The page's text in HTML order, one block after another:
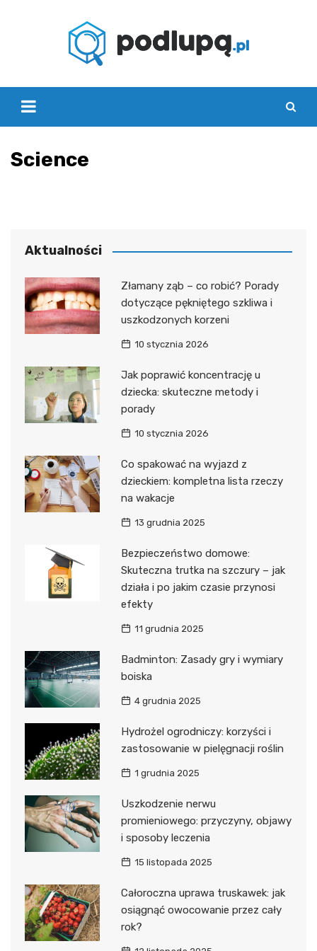
Science
Aktualności
Złamany ząb – co robić? Porady
dotyczące pękniętego szkliwa i
uszkodzonych korzeni
10 stycznia 2026
Jak poprawić koncentrację u
dziecka: skuteczne metody i
porady
10 stycznia 2026
Co spakować na wyjazd z
dzieckiem: kompletna lista rzeczy
na wakacje
13 grudnia 2025
Bezpieczeństwo domowe:
Skuteczna trutka na szczury – jak
działa i po jakim czasie przynosi
efekty
11 grudnia 2025
Badminton: Zasady gry i wymiary
boiska
4 grudnia 2025
Hydrożel ogrodniczy: korzyści i
zastosowanie w pielęgnacji roślin
1 grudnia 2025
Uszkodzenie nerwu
promieniowego: przyczyny, objawy
i sposoby leczenia
15 listopada 2025
Całoroczna uprawa truskawek: jak
osiągnąć owocowanie przez cały
rok?